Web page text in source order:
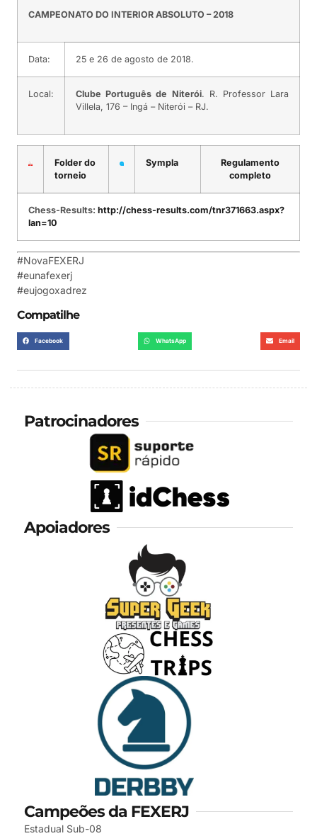
CAMPEONATO DO INTERIOR ABSOLUTO – 2018
Data: 25 e 26 de agosto de 2018.
Local: Clube Português de Niterói. R. Professor Lara
Villela, 176 – Ingá – Niterói – RJ.
Folder do
torneio
Sympla
Regulamento
completo
Chess-Results: http://chess-results.com/tnr371663.aspx?
lan=10
#NovaFEXERJ
#eunafexerj
#eujogoxadrez
Compatilhe
Facebook WhatsApp Email
Patrocinadores
Apoiadores
Campeões da FEXERJ
Estadual Sub-08